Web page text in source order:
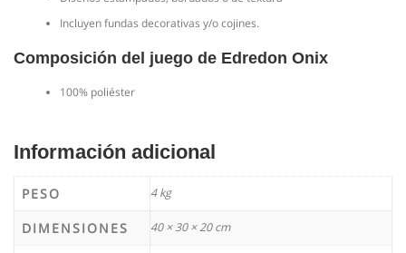
Incluyen fundas decorativas y/o cojines.
Composición del juego de Edredon Onix
100% poliéster
Información adicional
PESO 4 kg
DIMENSIONES 40 × 30 × 20 cm